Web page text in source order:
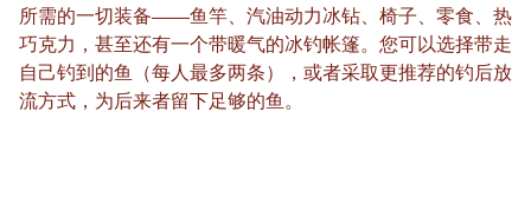
所需的一切装备——鱼竿、汽油动力冰钻、椅子、零食、热
巧克力，甚至还有一个带暖气的冰钓帐篷。您可以选择带走
自己钓到的鱼（每人最多两条），或者采取更推荐的钓后放
流方式，为后来者留下足够的鱼。